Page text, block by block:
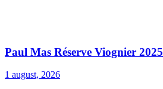
Paul Mas Réserve Viognier 2025
1 august, 2026